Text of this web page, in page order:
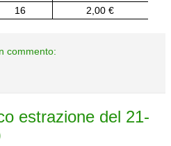
16 2,00 €
commento:
estrazione del 21-